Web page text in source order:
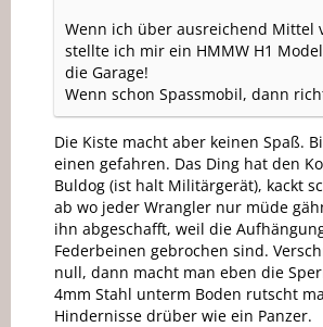
Wenn ich über ausreichend Mittel
stellte ich mir ein HMMW H1
die Garage!
Wenn schon Spassmobil, dann
Die Kiste macht aber keinen Spaß.
einen gefahren. Das Ding hat den
Buldog (ist halt Militärgerät), kackt
ab wo jeder Wrangler nur müde
ihn abgeschafft, weil die
Federbeinen gebrochen sind.
null, dann macht man eben die
4mm Stahl unterm Boden rutscht
Hindernisse drüber wie ein Panzer.